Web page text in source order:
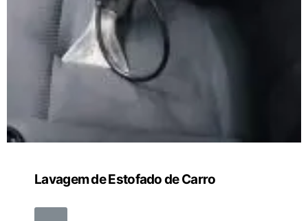
Lavagem de Estofado de Carro